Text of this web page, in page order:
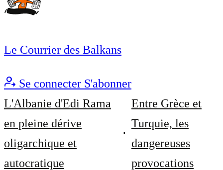
Le Courrier des Balkans
Se connecter S'abonner
L'Albanie d'Edi Rama
en pleine dérive
oligarchique et
autocratique
Entre Grèce et
Turquie, les
dangereuses
provocations